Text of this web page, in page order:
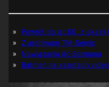
Powrót do lat 60. z okazji
Z archiwum TM-Semic
Nawiązania do Batmana
Batman na kasetach video